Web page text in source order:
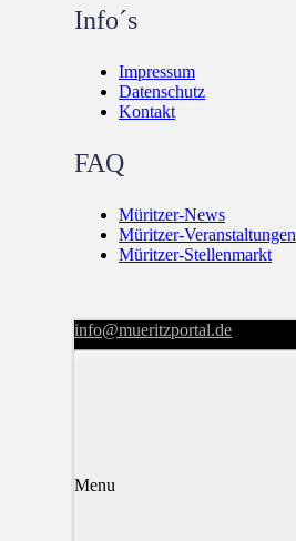
Info´s
Impressum
Datenschutz
Kontakt
FAQ
Müritzer-News
Müritzer-Veranstaltungen
Müritzer-Stellenmarkt
info@mueritzportal.de
Menu